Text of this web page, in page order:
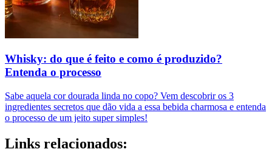
Whisky: do que é feito e como é produzido?
Entenda o processo
Sabe aquela cor dourada linda no copo? Vem descobrir os 3
ingredientes secretos que dão vida a essa bebida charmosa e entenda
o processo de um jeito super simples!
Links relacionados: